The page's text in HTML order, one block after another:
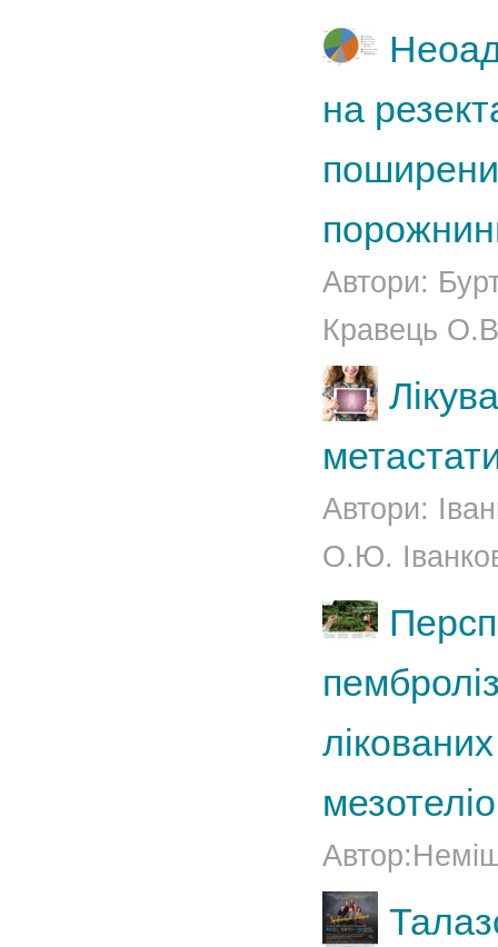
на
Автори:
Кравець
Автори:
О.Ю.